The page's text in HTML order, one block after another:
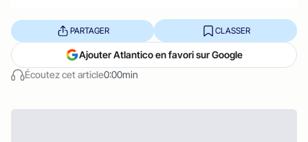
Écoutez cet article0:00min
PARTAGER CLASSER
Ajouter Atlantico en favori sur Google